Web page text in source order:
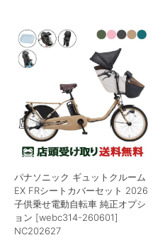
パナソニック ギュットクルーム
EX FRシートカバーセット 2026
子供乗せ電動自転車 純正オプシ
ョン [webc314-260601]
NC202627